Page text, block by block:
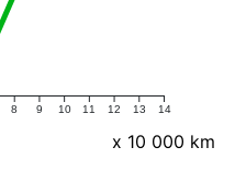
8 9 10 11 12 13 14
x 10 000 km